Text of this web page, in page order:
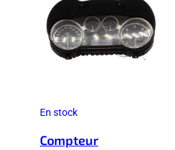
En stock
Compteur